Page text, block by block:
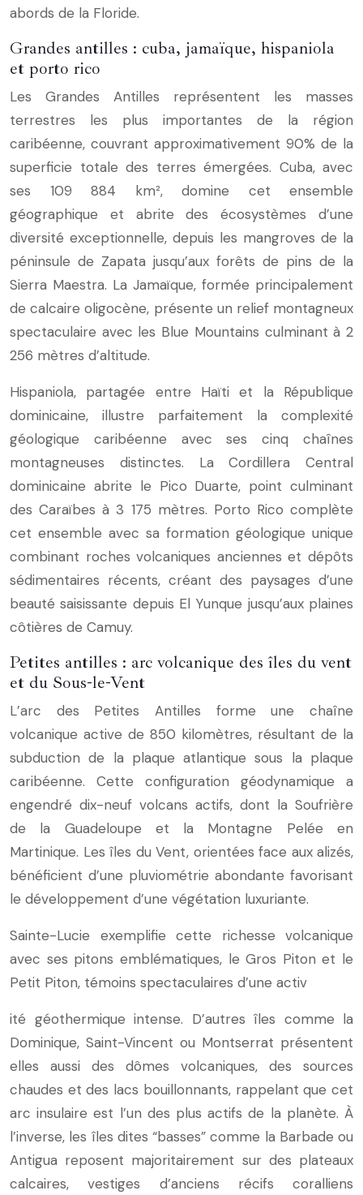
abords de la Floride.
Grandes antilles : cuba, jamaïque, hispaniola
et porto rico
Les Grandes Antilles représentent les masses
terrestres les plus importantes de la région
caribéenne, couvrant approximativement 90% de la
superficie totale des terres émergées. Cuba, avec
ses 109 884 km², domine cet ensemble
géographique et abrite des écosystèmes d’une
diversité exceptionnelle, depuis les mangroves de la
péninsule de Zapata jusqu’aux forêts de pins de la
Sierra Maestra. La Jamaïque, formée principalement
de calcaire oligocène, présente un relief montagneux
spectaculaire avec les Blue Mountains culminant à 2
256 mètres d’altitude.
Hispaniola, partagée entre Haïti et la République
dominicaine, illustre parfaitement la complexité
géologique caribéenne avec ses cinq chaînes
montagneuses distinctes. La Cordillera Central
dominicaine abrite le Pico Duarte, point culminant
des Caraïbes à 3 175 mètres. Porto Rico complète
cet ensemble avec sa formation géologique unique
combinant roches volcaniques anciennes et dépôts
sédimentaires récents, créant des paysages d’une
beauté saisissante depuis El Yunque jusqu’aux plaines
côtières de Camuy.
Petites antilles : arc volcanique des îles du vent
et du Sous-le-Vent
L’arc des Petites Antilles forme une chaîne
volcanique active de 850 kilomètres, résultant de la
subduction de la plaque atlantique sous la plaque
caribéenne. Cette configuration géodynamique a
engendré dix-neuf volcans actifs, dont la Soufrière
de la Guadeloupe et la Montagne Pelée en
Martinique. Les îles du Vent, orientées face aux alizés,
bénéficient d’une pluviométrie abondante favorisant
le développement d’une végétation luxuriante.
Sainte-Lucie exemplifie cette richesse volcanique
avec ses pitons emblématiques, le Gros Piton et le
Petit Piton, témoins spectaculaires d’une activ
ité géothermique intense. D’autres îles comme la
Dominique, Saint-Vincent ou Montserrat présentent
elles aussi des dômes volcaniques, des sources
chaudes et des lacs bouillonnants, rappelant que cet
arc insulaire est l’un des plus actifs de la planète. À
l’inverse, les îles dites “basses” comme la Barbade ou
Antigua reposent majoritairement sur des plateaux
calcaires, vestiges d’anciens récifs coralliens